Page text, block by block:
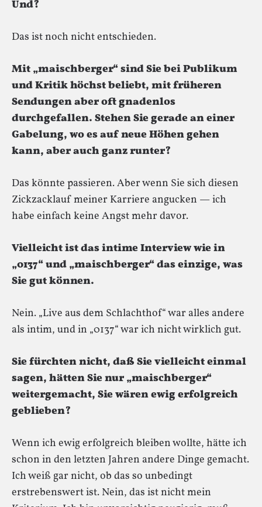
Und?
Das ist noch nicht entschieden.
Mit „maischberger“ sind Sie bei Publikum
und Kritik höchst beliebt, mit früheren
Sendungen aber oft gnadenlos
durchgefallen. Stehen Sie gerade an einer
Gabelung, wo es auf neue Höhen gehen
kann, aber auch ganz runter?
Das könnte passieren. Aber wenn Sie sich diesen
Zickzacklauf meiner Karriere angucken — ich
habe einfach keine Angst mehr davor.
Vielleicht ist das intime Interview wie in
„0137“ und „maischberger“ das einzige, was
Sie gut können.
Nein. „Live aus dem Schlachthof“ war alles andere
als intim, und in „0137“ war ich nicht wirklich gut.
Sie fürchten nicht, daß Sie vielleicht einmal
sagen, hätten Sie nur „maischberger“
weitergemacht, Sie wären ewig erfolgreich
geblieben?
Wenn ich ewig erfolgreich bleiben wollte, hätte ich
schon in den letzten Jahren andere Dinge gemacht.
Ich weiß gar nicht, ob das so unbedingt
erstrebenswert ist. Nein, das ist nicht mein